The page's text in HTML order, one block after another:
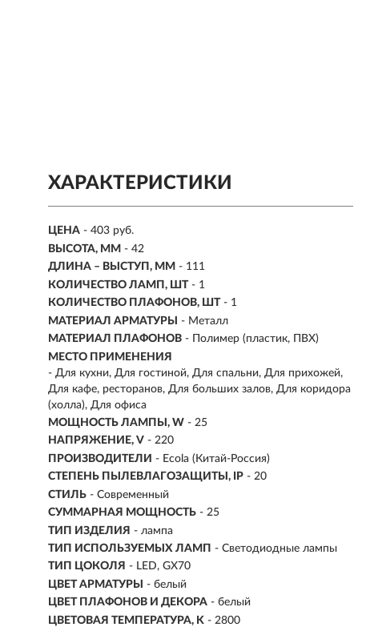
ХАРАКТЕРИСТИКИ
ЦЕНА - 403 руб.
ВЫСОТА, ММ - 42
ДЛИНА – ВЫСТУП, ММ - 111
КОЛИЧЕСТВО ЛАМП, ШТ - 1
КОЛИЧЕСТВО ПЛАФОНОВ, ШТ - 1
МАТЕРИАЛ АРМАТУРЫ
- Металл
МАТЕРИАЛ ПЛАФОНОВ - Полимер (пластик, ПВХ)
МЕСТО ПРИМЕНЕНИЯ
- Для кухни, Для гостиной, Для спальни, Для прихожей,
Для кафе, ресторанов, Для больших залов, Для коридора
(холла), Для офиса
МОЩНОСТЬ ЛАМПЫ, W - 25
НАПРЯЖЕНИЕ, V - 220
ПРОИЗВОДИТЕЛИ - Ecola (Китай-Россия)
СТЕПЕНЬ ПЫЛЕВЛАГОЗАЩИТЫ, IP - 20
СТИЛЬ - Современный
СУММАРНАЯ МОЩНОСТЬ - 25
ТИП ИЗДЕЛИЯ - лампа
ТИП ИСПОЛЬЗУЕМЫХ ЛАМП - Светодиодные лампы
ТИП ЦОКОЛЯ - LED, GX70
ЦВЕТ АРМАТУРЫ
- белый
ЦВЕТ ПЛАФОНОВ И ДЕКОРА - белый
ЦВЕТОВАЯ ТЕМПЕРАТУРА, K - 2800